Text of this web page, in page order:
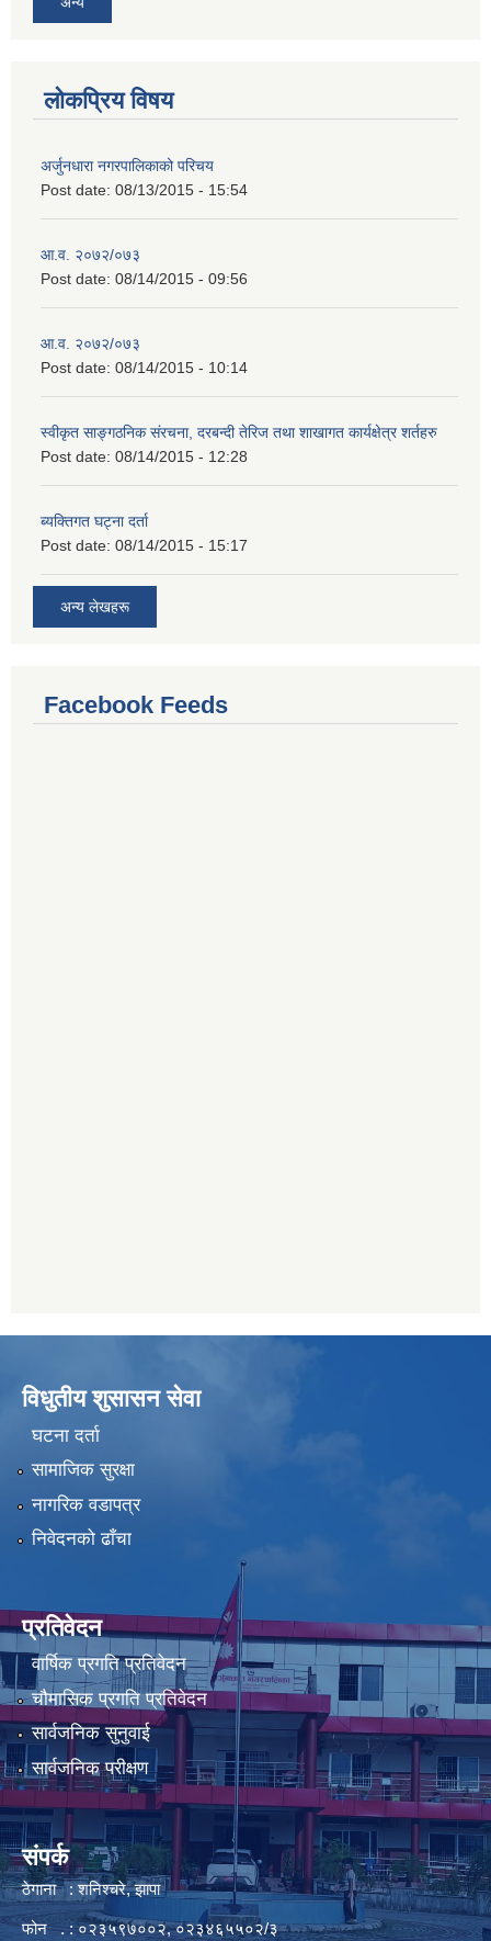
लोकप्रिय विषय
अर्जुनधारा नगरपालिकाको परिचय
Post date: 08/13/2015 - 15:54
आ.व. २०७२/०७३
Post date: 08/14/2015 - 09:56
आ.व. २०७२/०७३
Post date: 08/14/2015 - 10:14
स्वीकृत साङ्गठनिक संरचना, दरबन्दी तेरिज तथा शाखागत कार्यक्षेत्र शर्तहरु
Post date: 08/14/2015 - 12:28
ब्यक्तिगत घट्ना दर्ता
Post date: 08/14/2015 - 15:17
अन्य लेखहरू
Facebook Feeds
विधुतीय शुसासन सेवा
घटना दर्ता
सामाजिक सुरक्षा
नागरिक वडापत्र
निवेदनको ढाँचा
प्रतिवेदन
वार्षिक प्रगति प्रतिवेदन
चौमासिक प्रगति प्रतिवेदन
सार्वजनिक सुनुवाई
सार्वजनिक परीक्षण
संपर्क
ठेगाना : शनिश्चरे, झापा
फोन . : ०२३५९७००२, ०२३४६५५०२/३